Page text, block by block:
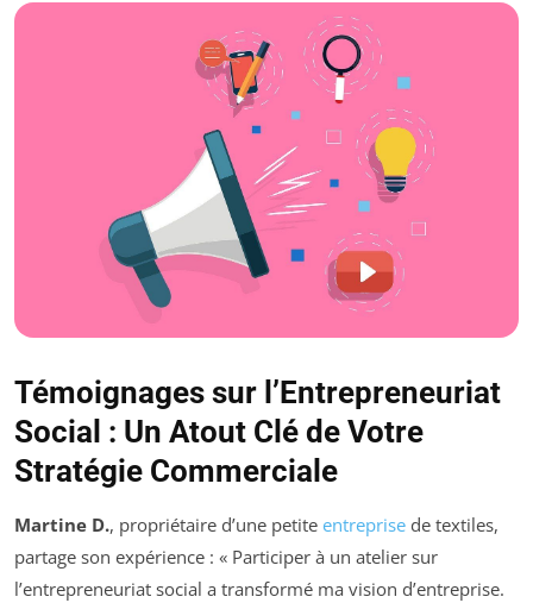
Témoignages sur l’Entrepreneuriat
Social : Un Atout Clé de Votre
Stratégie Commerciale
Martine D., propriétaire d’une petite entreprise de textiles,
partage son expérience : « Participer à un atelier sur
l’entrepreneuriat social a transformé ma vision d’entreprise.